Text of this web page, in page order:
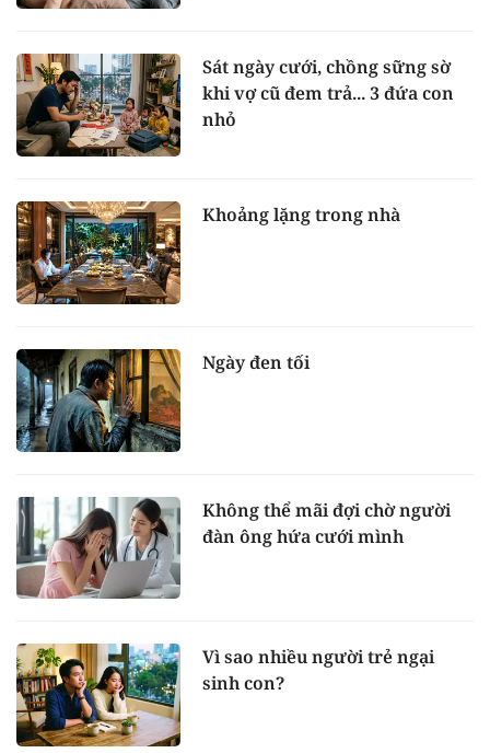
Sát ngày cưới, chồng sững sờ
khi vợ cũ đem trả... 3 đứa con
nhỏ
Khoảng lặng trong nhà
Ngày đen tối
Không thể mãi đợi chờ người
đàn ông hứa cưới mình
Vì sao nhiều người trẻ ngại
sinh con?